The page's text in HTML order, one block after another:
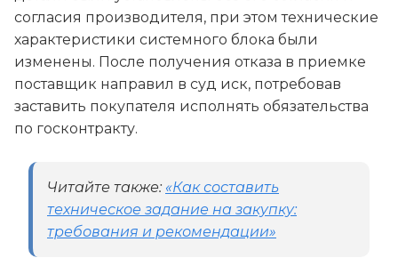
согласия производителя, при этом технические
характеристики системного блока были
изменены. После получения отказа в приемке
поставщик направил в суд иск, потребовав
заставить покупателя исполнять обязательства
по госконтракту.
Читайте также: «Как составить
техническое задание на закупку:
требования и рекомендации»